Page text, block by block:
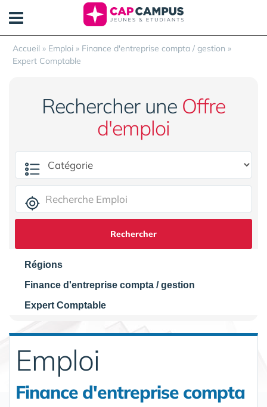
Accueil » Emploi » Finance d'entreprise compta / gestion »
Expert Comptable
Rechercher une Offre
d'emploi
Rechercher
Régions
Finance d'entreprise compta / gestion
Expert Comptable
Emploi
Finance d'entreprise compta
Panneau de gestion des cookies